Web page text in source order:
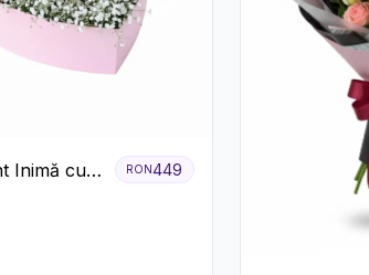
Inimă cu
RON449